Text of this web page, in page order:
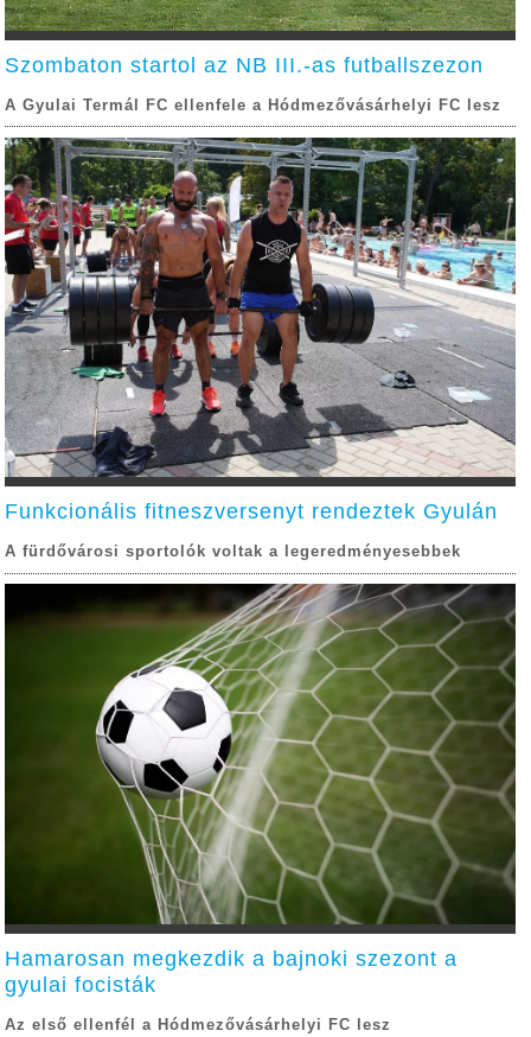
Szombaton startol az NB III.-as futballszezon
A Gyulai Termál FC ellenfele a Hódmezővásárhelyi FC lesz
Funkcionális fitneszversenyt rendeztek Gyulán
A fürdővárosi sportolók voltak a legeredményesebbek
Hamarosan megkezdik a bajnoki szezont a
gyulai focisták
Az első ellenfél a Hódmezővásárhelyi FC lesz